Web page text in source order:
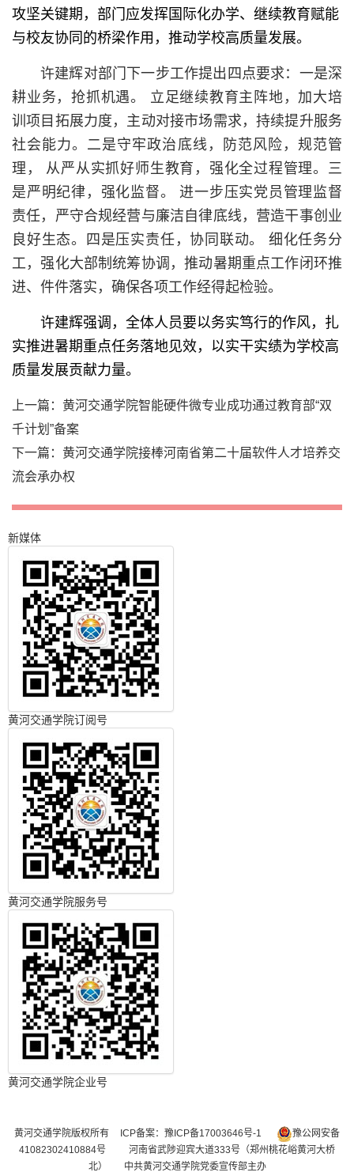
攻坚关键期，部门应发挥国际化办学、继续教育赋能
与校友协同的桥梁作用，推动学校高质量发展。
许建辉对部门下一步工作提出四点要求：一是深
耕业务，抢抓机遇。 立足继续教育主阵地，加大培
训项目拓展力度，主动对接市场需求，持续提升服务
社会能力。二是守牢政治底线，防范风险，规范管
理， 从严从实抓好师生教育，强化全过程管理。三
是严明纪律，强化监督。 进一步压实党员管理监督
责任，严守合规经营与廉洁自律底线，营造干事创业
良好生态。四是压实责任，协同联动。 细化任务分
工，强化大部制统筹协调，推动暑期重点工作闭环推
进、件件落实，确保各项工作经得起检验。
许建辉强调，全体人员要以务实笃行的作风，扎
实推进暑期重点任务落地见效，以实干实绩为学校高
质量发展贡献力量。
上一篇： 黄河交通学院智能硬件微专业成功通过教育部“双
千计划”备案
下一篇： 黄河交通学院接棒河南省第二十届软件人才培养交
流会承办权
新媒体
黄河交通学院订阅号
黄河交通学院服务号
黄河交通学院企业号
黄河交通学院版权所有 ICP备案：豫ICP备17003646号-1
豫公网安备
41082302410884号
河南省武陟迎宾大道333号（郑州桃花峪黄河大桥
北） 中共黄河交通学院党委宣传部主办